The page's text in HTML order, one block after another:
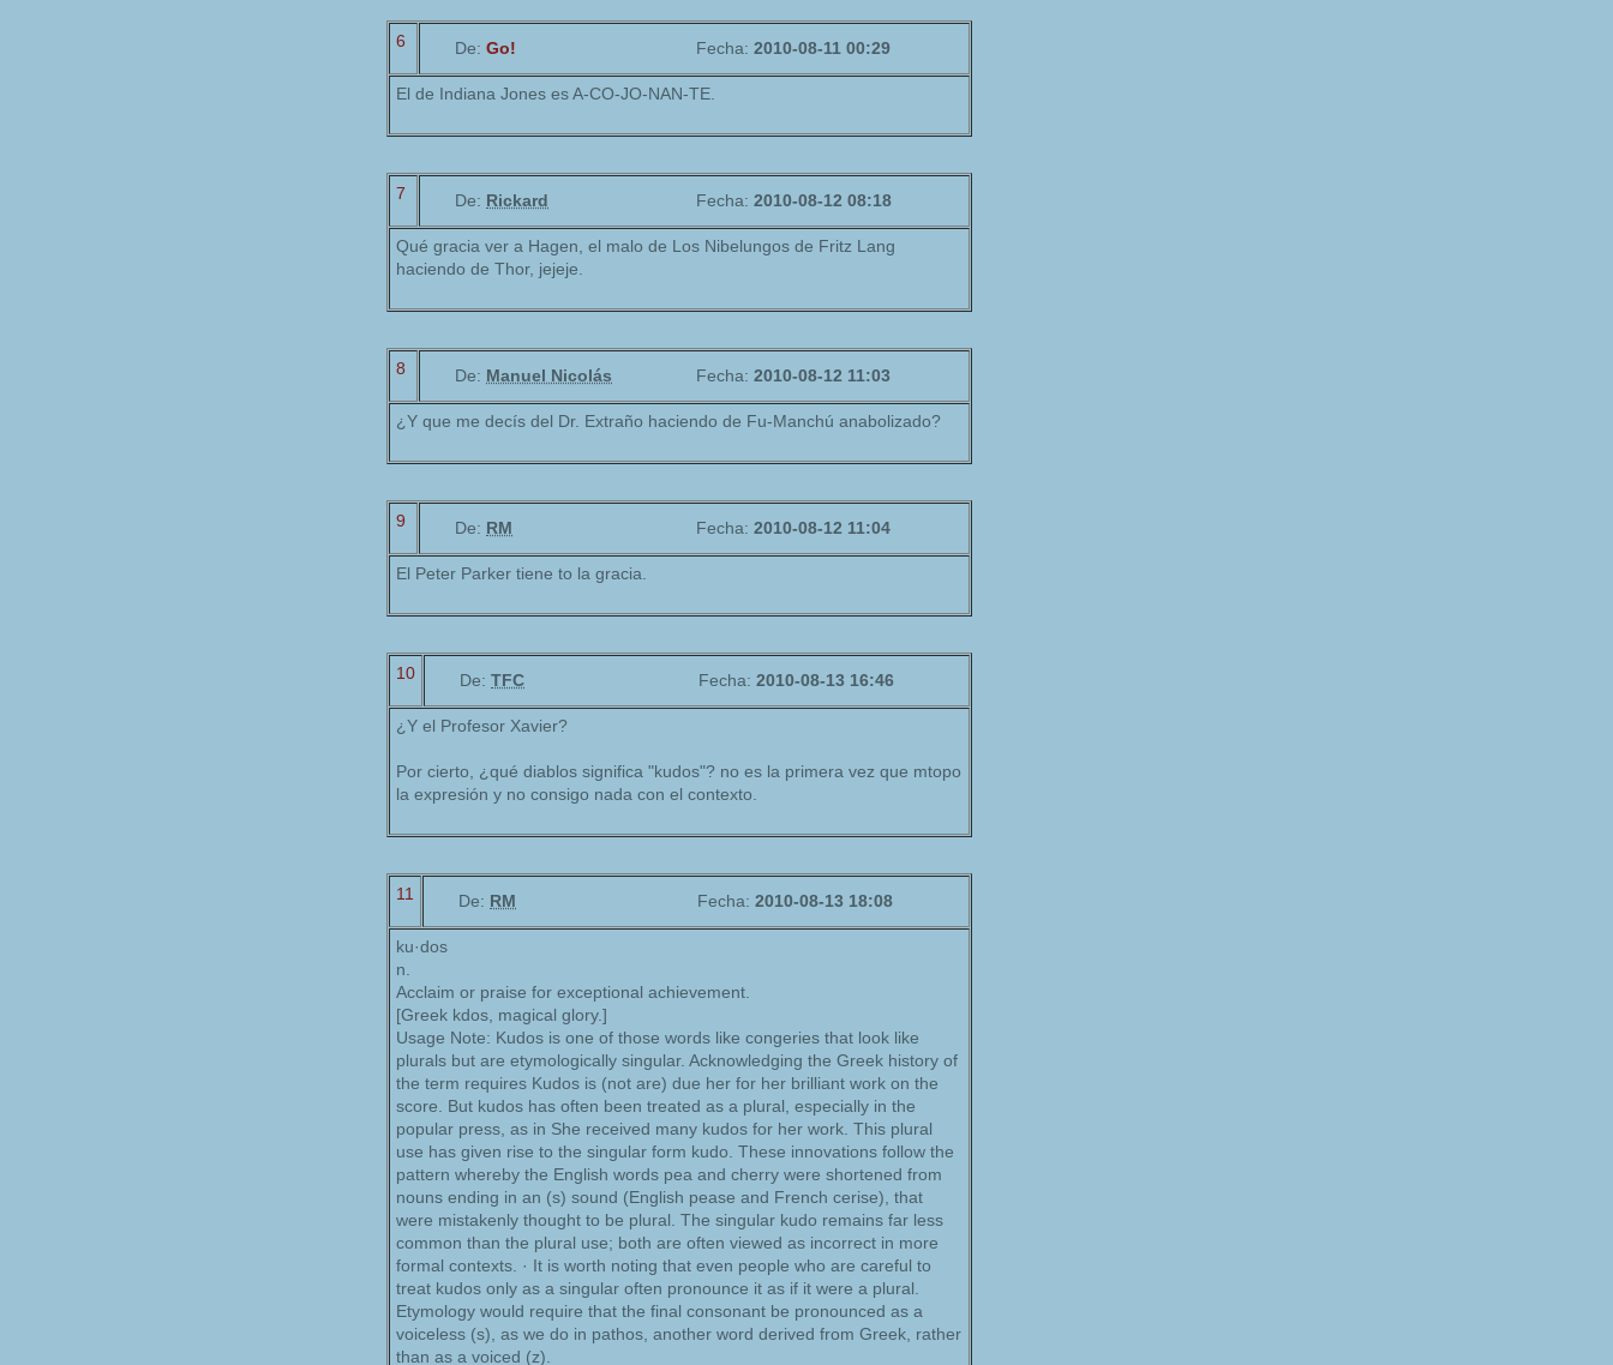
6 De: Go! Fecha: 2010-08-11 00:29
El de Indiana Jones es A-CO-JO-NAN-TE.
7 De: Rickard Fecha: 2010-08-12 08:18
Qué gracia ver a Hagen, el malo de Los Nibelungos de Fritz Lang
haciendo de Thor, jejeje.
8 De: Manuel Nicolás Fecha: 2010-08-12 11:03
¿Y que me decís del Dr. Extraño haciendo de Fu-Manchú anabolizado?
9 De: RM Fecha: 2010-08-12 11:04
El Peter Parker tiene to la gracia.
10 De: TFC Fecha: 2010-08-13 16:46
¿Y el Profesor Xavier?
Por cierto, ¿qué diablos significa "kudos"? no es la primera vez que mtopo
la expresión y no consigo nada con el contexto.
11 De: RM Fecha: 2010-08-13 18:08
ku·dos
n.
Acclaim or praise for exceptional achievement.
[Greek kdos, magical glory.]
Usage Note: Kudos is one of those words like congeries that look like
plurals but are etymologically singular. Acknowledging the Greek history of
the term requires Kudos is (not are) due her for her brilliant work on the
score. But kudos has often been treated as a plural, especially in the
popular press, as in She received many kudos for her work. This plural
use has given rise to the singular form kudo. These innovations follow the
pattern whereby the English words pea and cherry were shortened from
nouns ending in an (s) sound (English pease and French cerise), that
were mistakenly thought to be plural. The singular kudo remains far less
common than the plural use; both are often viewed as incorrect in more
formal contexts. · It is worth noting that even people who are careful to
treat kudos only as a singular often pronounce it as if it were a plural.
Etymology would require that the final consonant be pronounced as a
voiceless (s), as we do in pathos, another word derived from Greek, rather
than as a voiced (z).